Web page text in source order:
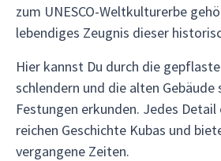
zum UNESCO-Weltkulturerbe
lebendiges Zeugnis dieser
Hier kannst Du durch die
schlendern und die alten
Festungen erkunden. Jedes
reichen Geschichte Kubas und
vergangene Zeiten.